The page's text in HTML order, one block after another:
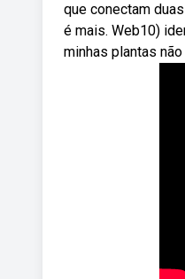
que conectam
é mais. Web10)
minhas plantas